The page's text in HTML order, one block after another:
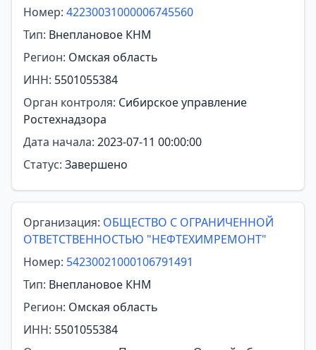
Номер: 42230031000006745560
Тип: Внеплановое КНМ
Регион: Омская область
ИНН: 5501055384
Орган контроля: Сибирское управление
Ростехнадзора
Дата начала: 2023-07-11 00:00:00
Статус: Завершено
Организация: ОБЩЕСТВО С ОГРАНИЧЕННОЙ
ОТВЕТСТВЕННОСТЬЮ "НЕФТЕХИМРЕМОНТ"
Номер: 54230021000106791491
Тип: Внеплановое КНМ
Регион: Омская область
ИНН: 5501055384